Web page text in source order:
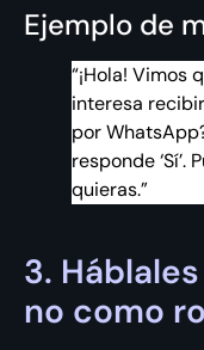
Ejemplo de
“¡Hola! Vimos
interesa
por
responde
quieras.”
3.
no como